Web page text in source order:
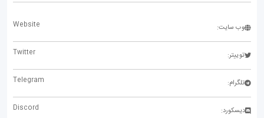
وب سایت: Website
توییتر: Twitter
تلگرام: Telegram
دیسکورد: Discord